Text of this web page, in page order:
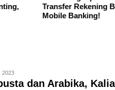
BCA
Wallet? Ini
Bertransaksi
2023
dan Arabika,